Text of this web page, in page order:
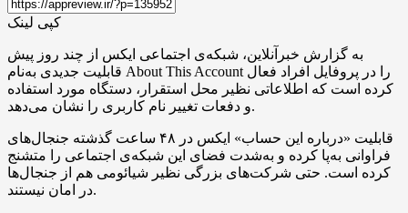
کپی لینک
به گزارش خبرآنلاین، شبکه‌ی اجتماعی ایکس از چند روز پیش
قابلیت جدیدی به‌نام About This Account را در پروفایل افراد فعال
کرده است که اطلاعاتی نظیر محل استقرار، دستگاه مورد استفاده
و دفعات تغییر نام کاربری را نشان می‌دهد.
قابلیت «درباره‌ این حساب» ایکس در ۴۸ ساعت گذشته جنجال‌های
فراوانی به‌پا کرده و به‌شدت فضای این شبکه‌ی اجتماعی را متشنج
کرده است. حتی شرکت‌های بزرگی نظیر شیائومی هم از جنجال‌ها
در امان نیستند.